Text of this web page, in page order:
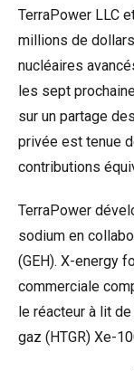
TerraPower LLC
millions de
nucléaires
les sept
sur un partage
privée est tenue
contributions
TerraPower
sodium en
(GEH). X-energy
commerciale
le réacteur à lit
gaz (HTGR) Xe-